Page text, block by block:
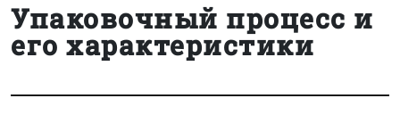
Упаковочный процесс и
его характеристики